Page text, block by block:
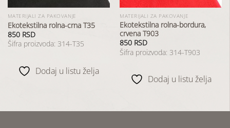
MATERIJALI ZA PAKOVANJE
Ekotekstilna rolna-crna T35
850 RSD
Šifra proizvoda: 314-T35
Dodaj u listu želja
MATERIJALI ZA PAKOVANJE
Ekotekstilna rolna-bordura,
crvena T903
850 RSD
Šifra proizvoda: 314-T903
Dodaj u listu želja